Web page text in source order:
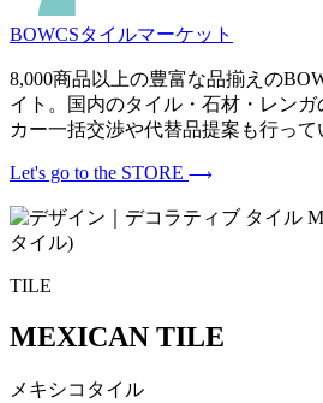
BOWCSタイルマーケット
8,000商品以上の豊富な品揃えの
イト。国内のタイル・石材・レン
カー一括交渉や代替品提案も行って
Let's go to the STORE
TILE
MEXICAN TILE
メキシコタイル